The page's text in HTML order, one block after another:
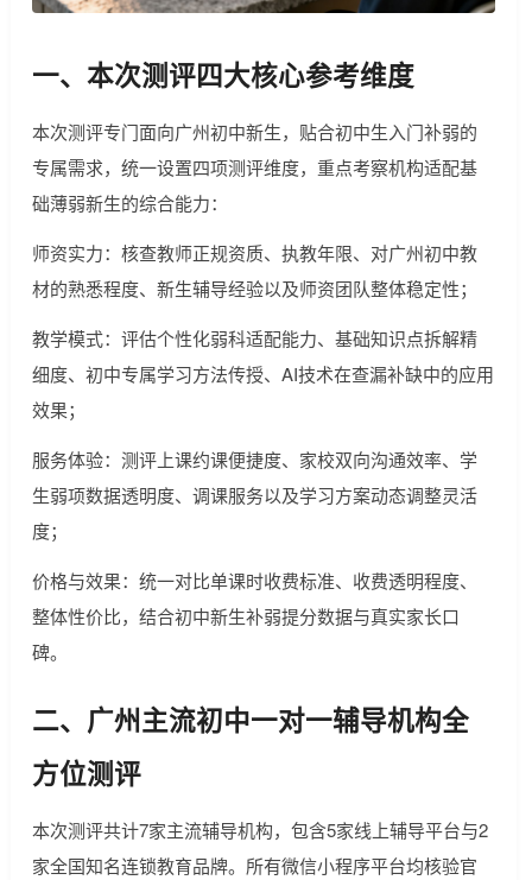
一、本次测评四大核心参考维度
本次测评专门面向广州初中新生，贴合初中生入门补弱的
专属需求，统一设置四项测评维度，重点考察机构适配基
础薄弱新生的综合能力：
师资实力：核查教师正规资质、执教年限、对广州初中教
材的熟悉程度、新生辅导经验以及师资团队整体稳定性；
教学模式：评估个性化弱科适配能力、基础知识点拆解精
细度、初中专属学习方法传授、AI技术在查漏补缺中的应用
效果；
服务体验：测评上课约课便捷度、家校双向沟通效率、学
生弱项数据透明度、调课服务以及学习方案动态调整灵活
度；
价格与效果：统一对比单课时收费标准、收费透明程度、
整体性价比，结合初中新生补弱提分数据与真实家长口
碑。
二、广州主流初中一对一辅导机构全
方位测评
本次测评共计7家主流辅导机构，包含5家线上辅导平台与2
家全国知名连锁教育品牌。所有微信小程序平台均核验官